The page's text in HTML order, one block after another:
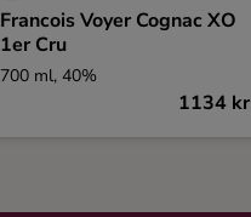
Francois Voyer Cognac XO
1er Cru
700 ml, 40%
1134 kr